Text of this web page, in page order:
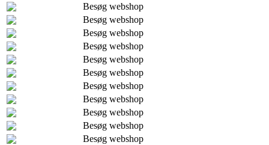
Besøg webshop
Besøg webshop
Besøg webshop
Besøg webshop
Besøg webshop
Besøg webshop
Besøg webshop
Besøg webshop
Besøg webshop
Besøg webshop
Besøg webshop